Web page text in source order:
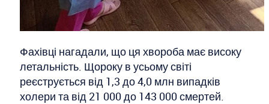
Фахівці нагадали, що ця хвороба має високу
летальність. Щороку в усьому світі
реєструється від 1,3 до 4,0 млн випадків
холери та від 21 000 до 143 000 смертей.